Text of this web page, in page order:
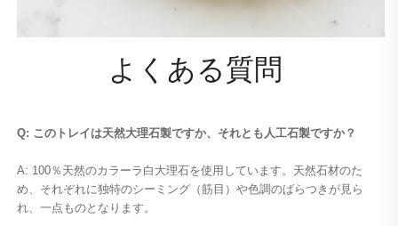
よくある質問
Q: このトレイは天然大理石製ですか、それとも人工石製ですか？
A: 100％天然のカラーラ白大理石を使用しています。天然石材のた
め、それぞれに独特のシーミング（筋目）や色調のばらつきが見ら
れ、一点ものとなります。